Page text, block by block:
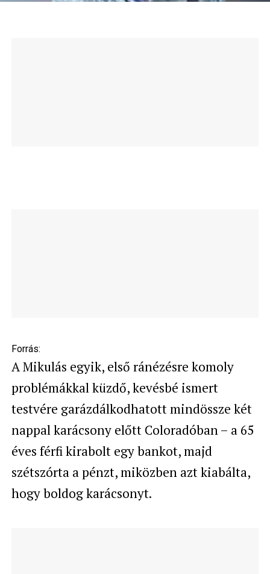
Forrás:
A Mikulás egyik, első ránézésre komoly
problémákkal küzdő, kevésbé ismert
testvére garázdálkodhatott mindössze két
nappal karácsony előtt Coloradóban – a 65
éves férfi kirabolt egy bankot, majd
szétszórta a pénzt, miközben azt kiabálta,
hogy boldog karácsonyt.